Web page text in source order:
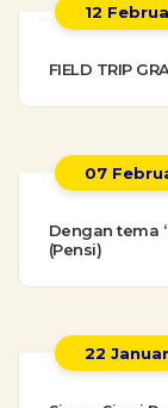
FIELD TRIP
12
Dengan tema
(Pensi)
07
22